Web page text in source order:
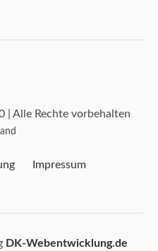
| Alle Rechte vorbehalten
Impressum
DK-Webentwicklung.de